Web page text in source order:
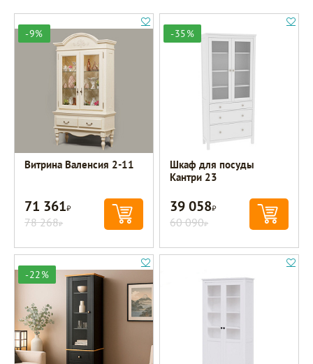
-9%
Витрина Валенсия 2-11
71 361Р
78 268Р
-35%
Шкаф для посуды
Кантри 23
39 058Р
60 090Р
-22%